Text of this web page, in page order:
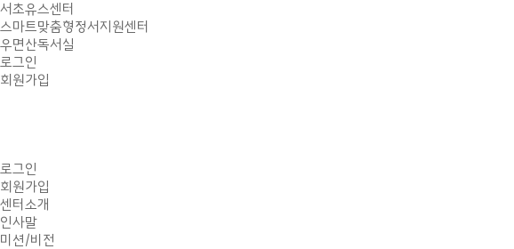
서초유스센터
스마트맞춤형정서지원센터
우면산독서실
로그인
회원가입
로그인
회원가입
센터소개
인사말
미션/비전